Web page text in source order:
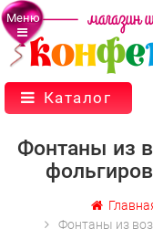
Меню
Каталог
Фонтаны из
Фонтаны из